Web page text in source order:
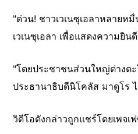
"ด่วน! ชาวเวเนซุเอลาหลาย
เวเนซุเอลา เพื่อแสดงความยิ
"โดยประชาชนส่วนใหญ่ต่างต
ประธานาธิบดีนิโคลัส มาดูโร ไ
วิดีโอดังกล่าวถูกแชร์โดยเพจ